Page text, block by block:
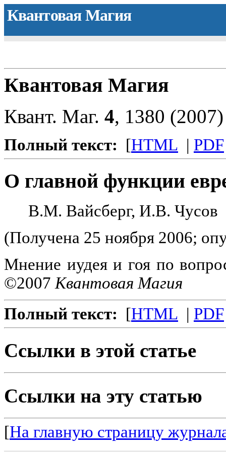
Квантовая Магия
Квантовая Магия
Квант. Маг. 4, 1380
Полный текст: [HTML | PDF
О главной функции
В.М. Вайсберг, И.В. Чусов
(Получена 25 ноября 2006;
Мнение иудея и гоя по
©2007Квантовая Магия
Полный текст: [HTML | PDF
Ссылки в этой статье
Ссылки на эту статью
[На главную страницу